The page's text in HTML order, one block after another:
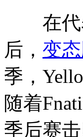
在代表
后， 变
季，
随着
季后赛